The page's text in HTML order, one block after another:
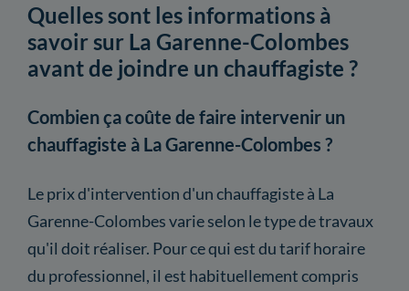
Quelles sont les informations à
savoir sur La Garenne-Colombes
avant de joindre un chauffagiste ?
Combien ça coûte de faire intervenir un
chauffagiste à La Garenne-Colombes ?
Le prix d'intervention d'un chauffagiste à La
Garenne-Colombes varie selon le type de travaux
qu'il doit réaliser. Pour ce qui est du tarif horaire
du professionnel, il est habituellement compris